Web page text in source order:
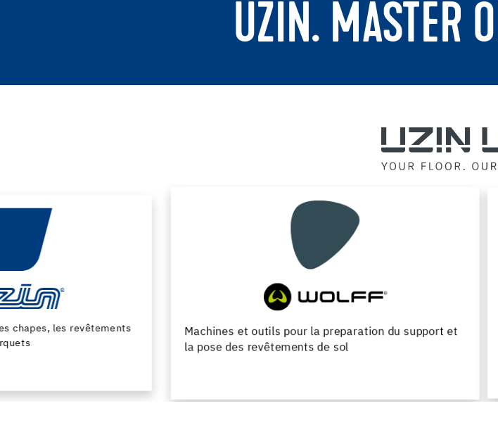
UZIN. MASTER
Machines et outils pour la preparation du support et
la pose des revêtements de sol
Gamme complète de produits
rénovation et l’entretien des